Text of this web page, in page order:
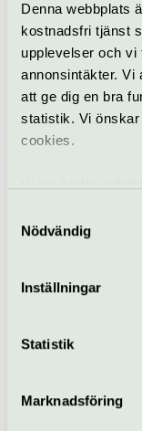
Denna webbplats
kostnadsfri tjänst
upplevelser och vi
annonsintäkter. Vi
att ge dig en bra
statistik. Vi
cookies.
samt
vidarebefordrar
information från
annons- och
information som
Nödvändig
Inställningar
Statistik
Marknadsföring
Apichaya
Pågår till 30 augusti
separatutställning
Artipelag | Värmdö